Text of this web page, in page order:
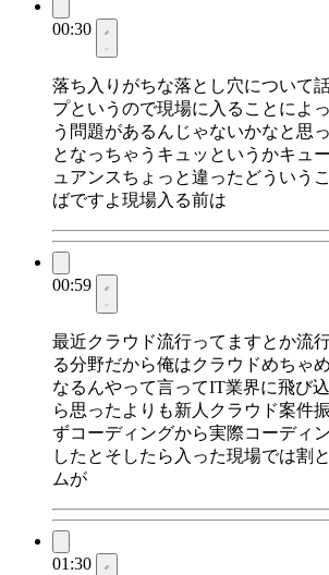
00:30
落ち入りがちな落とし穴について
プというので現場に入ることによ
う問題があるんじゃないかなと思
となっちゃうキュッというかキュ
ュアンスちょっと違ったどういう
ばですよ現場入る前は
00:59
最近クラウド流行ってますとか流
る分野だから俺はクラウドめちゃ
なるんやって言ってIT業界に飛び
ら思ったよりも新人クラウド案件
ずコーディングから実際コーディ
したとそしたら入った現場では割
ムが
01:30